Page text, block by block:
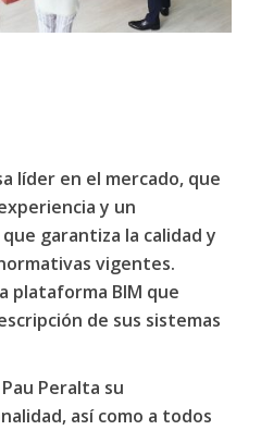
líder en el mercado, que
y un
garantiza la calidad y
vigentes.
plataforma BIM que
de sus sistemas
Peralta su
así como a todos